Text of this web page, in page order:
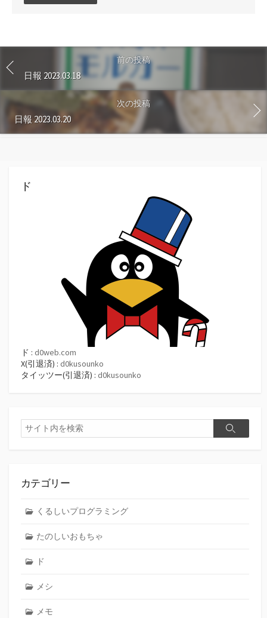
る
前の投稿
日報 2023.03.18
次の投稿
日報 2023.03.20
ド
ド : d0web.com
X(引退済) : d0kusounko
タイッツー(引退済) : d0kusounko
検
索
検
カテゴリー
くるしいプログラミング
たのしいおもちゃ
ド
メシ
メモ